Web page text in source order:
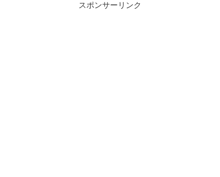
スポンサーリンク